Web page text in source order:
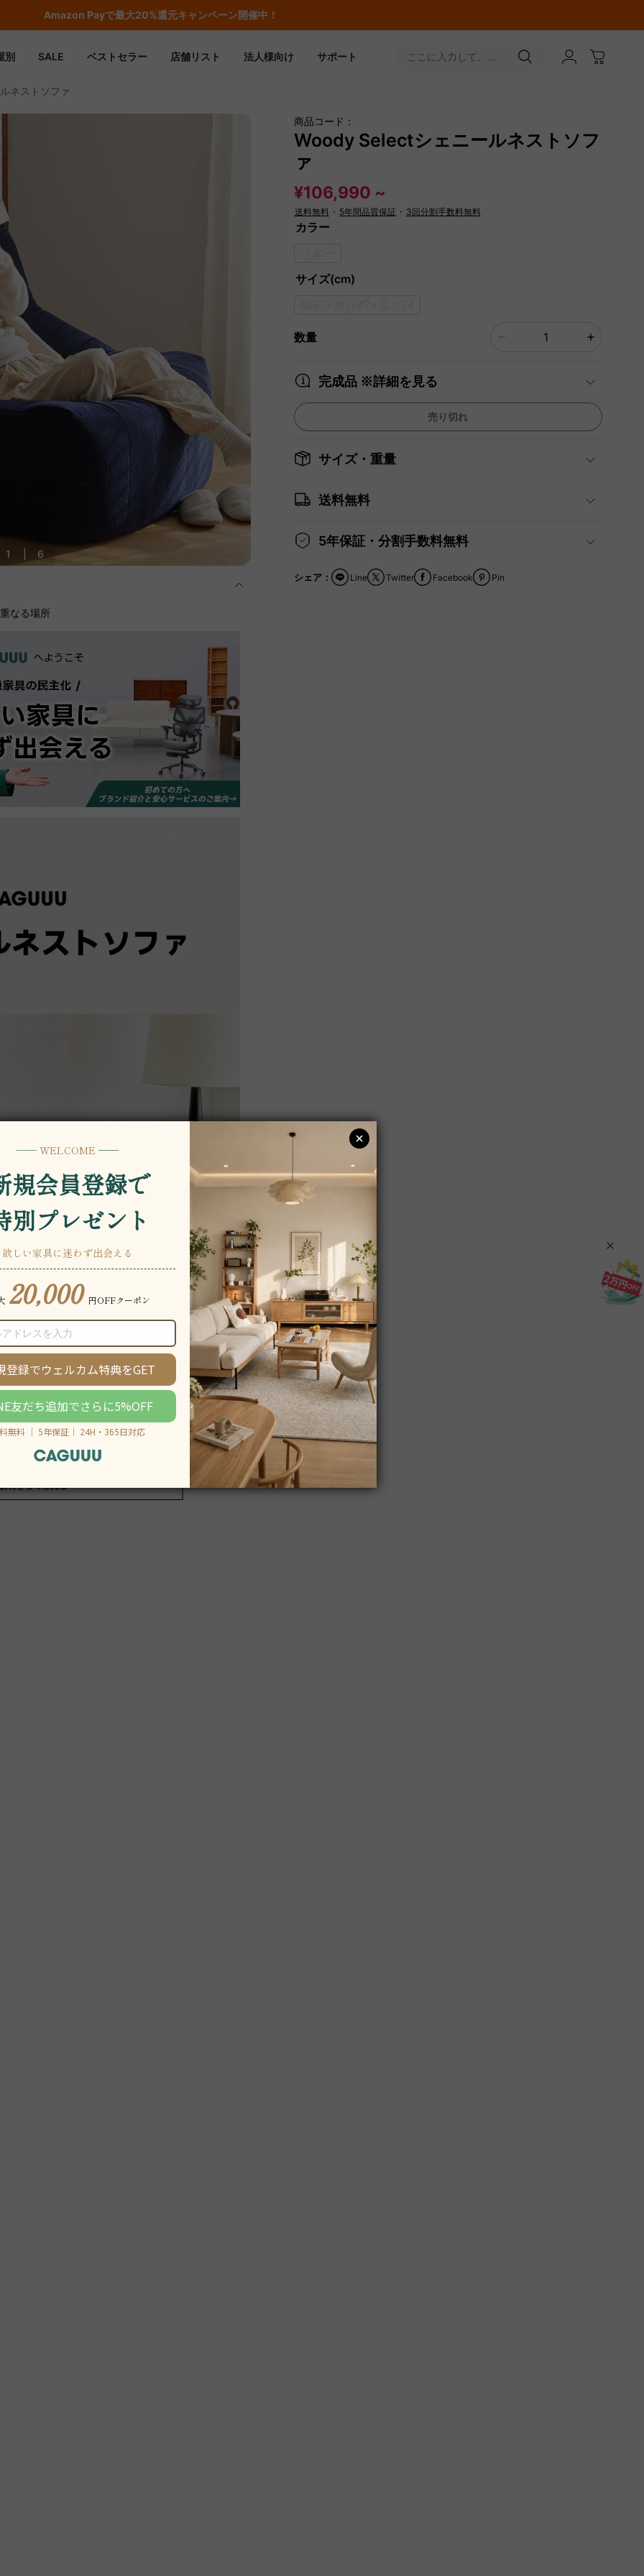
Amazon Payで最大20%還元キャンペーン開催中！
別 SALE ベストセラー 店舗リスト 法人様向け サポート
ここに入力して、
ネストソファ
1 6
なる場所
商品コード：
Woody Selectシェニールネストソフ
ァ
¥106,990 ~
送料無料 ・ 5年間品質保証 ・ 3回分割手数料無料
カラー
サイズ(cm)
数量
完成品 ※詳細を見る
売り切れ
サイズ・重量
送料無料
5年保証・分割手数料無料
シェア： Facebook
Twitter Pin
Line